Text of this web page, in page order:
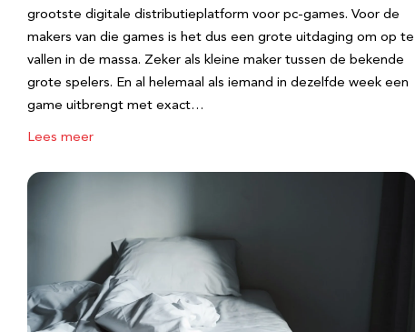
grootste digitale distributieplatform voor pc-games. Voor de
makers van die games is het dus een grote uitdaging om op te
vallen in de massa. Zeker als kleine maker tussen de bekende
grote spelers. En al helemaal als iemand in dezelfde week een
game uitbrengt met exact…
Lees meer